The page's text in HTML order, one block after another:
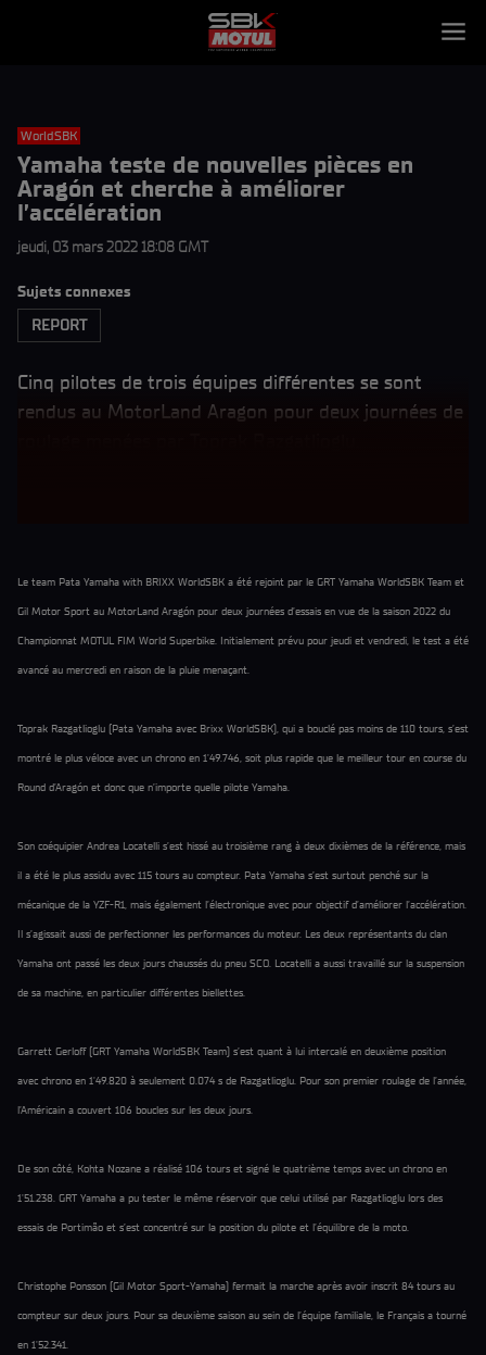
WorldSBK
Yamaha teste de nouvelles pièces en
Aragón et cherche à améliorer
l’accélération
jeudi, 03 mars 2022 18:08 GMT
Sujets connexes
REPORT
Cinq pilotes de trois équipes différentes se sont
rendus au MotorLand Aragon pour deux journées de
Le team Pata Yamaha with BRIXX WorldSBK a été rejoint par le GRT Yamaha WorldSBK Team et
Gil Motor Sport au MotorLand Aragón pour deux journées d’essais en vue de la saison 2022 du
Championnat MOTUL FIM World Superbike. Initialement prévu pour jeudi et vendredi, le test a été
avancé au mercredi en raison de la pluie menaçant.
Toprak Razgatlioglu (Pata Yamaha avec Brixx WorldSBK), qui a bouclé pas moins de 110 tours, s’est
montré le plus véloce avec un chrono en 1'49.746, soit plus rapide que le meilleur tour en course du
Round d’Aragón et donc que n’importe quelle pilote Yamaha.
Son coéquipier Andrea Locatelli s’est hissé au troisième rang à deux dixièmes de la référence, mais
il a été le plus assidu avec 115 tours au compteur. Pata Yamaha s’est surtout penché sur la
mécanique de la YZF-R1, mais également l’électronique avec pour objectif d’améliorer l’accélération.
Il s’agissait aussi de perfectionner les performances du moteur. Les deux représentants du clan
Yamaha ont passé les deux jours chaussés du pneu SCO. Locatelli a aussi travaillé sur la suspension
de sa machine, en particulier différentes biellettes.
Garrett Gerloff (GRT Yamaha WorldSBK Team) s’est quant à lui intercalé en deuxième position
avec chrono en 1'49.820 à seulement 0.074 s de Razgatlioglu. Pour son premier roulage de l’année,
l’Américain a couvert 106 boucles sur les deux jours.
De son côté, Kohta Nozane a réalisé 106 tours et signé le quatrième temps avec un chrono en
1'51.238. GRT Yamaha a pu tester le même réservoir que celui utilisé par Razgatlioglu lors des
essais de Portimão et s’est concentré sur la position du pilote et l’équilibre de la moto.
Christophe Ponsson (Gil Motor Sport-Yamaha) fermait la marche après avoir inscrit 84 tours au
compteur sur deux jours. Pour sa deuxième saison au sein de l’équipe familiale, le Français a tourné
en 1'52.341.